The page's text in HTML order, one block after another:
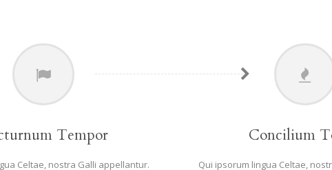
Tempor
Celtae, nostra Galli appellantur.
Concilium
Qui ipsorum lingua Celtae,